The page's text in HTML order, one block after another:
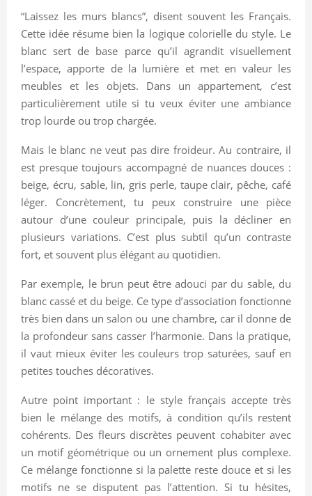
“Laissez les murs blancs”, disent souvent les Français.
Cette idée résume bien la logique colorielle du style. Le
blanc sert de base parce qu’il agrandit visuellement
l’espace, apporte de la lumière et met en valeur les
meubles et les objets. Dans un appartement, c’est
particulièrement utile si tu veux éviter une ambiance
trop lourde ou trop chargée.
Mais le blanc ne veut pas dire froideur. Au contraire, il
est presque toujours accompagné de nuances douces :
beige, écru, sable, lin, gris perle, taupe clair, pêche, café
léger. Concrètement, tu peux construire une pièce
autour d’une couleur principale, puis la décliner en
plusieurs variations. C’est plus subtil qu’un contraste
fort, et souvent plus élégant au quotidien.
Par exemple, le brun peut être adouci par du sable, du
blanc cassé et du beige. Ce type d’association fonctionne
très bien dans un salon ou une chambre, car il donne de
la profondeur sans casser l’harmonie. Dans la pratique,
il vaut mieux éviter les couleurs trop saturées, sauf en
petites touches décoratives.
Autre point important : le style français accepte très
bien le mélange des motifs, à condition qu’ils restent
cohérents. Des fleurs discrètes peuvent cohabiter avec
un motif géométrique ou un ornement plus complexe.
Ce mélange fonctionne si la palette reste douce et si les
motifs ne se disputent pas l’attention. Si tu hésites,